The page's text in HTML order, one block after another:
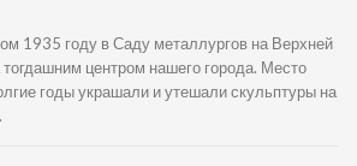
1935 году в Саду металлургов на Верхней
центром нашего города. Место
годы украшали и утешали скульптуры на